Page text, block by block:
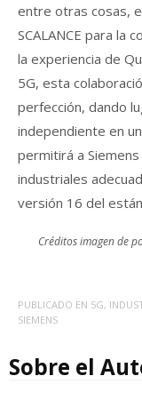
entre otras cosas,
SCALANCE para la
la experiencia de
5G, esta
perfección, dando
independiente en
permitirá a
industriales
versión 16 del
Créditos imagen de
PUBLICADO EN 5G,
SIEMENS
Sobre el